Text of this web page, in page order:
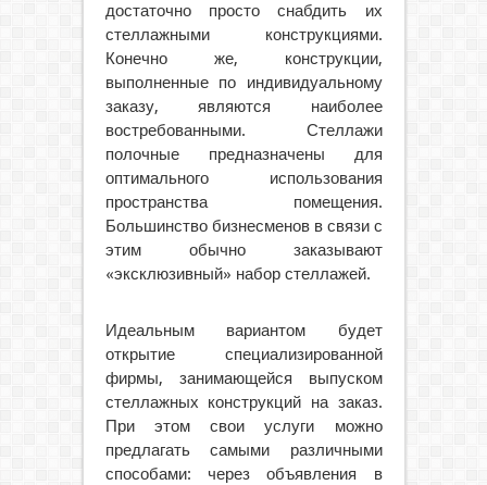
достаточно просто снабдить их
стеллажными конструкциями.
Конечно же, конструкции,
выполненные по индивидуальному
заказу, являются наиболее
востребованными. Стеллажи
полочные предназначены для
оптимального использования
пространства помещения.
Большинство бизнесменов в связи с
этим обычно заказывают
«эксклюзивный» набор стеллажей.
Идеальным вариантом будет
открытие специализированной
фирмы, занимающейся выпуском
стеллажных конструкций на заказ.
При этом свои услуги можно
предлагать самыми различными
способами: через объявления в